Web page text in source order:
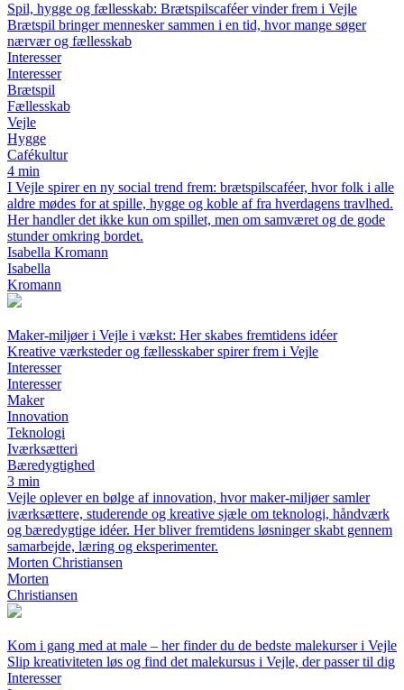
Spil, hygge og fællesskab: Brætspilscaféer vinder frem i Vejle
Brætspil bringer mennesker sammen i en tid, hvor mange søger
nærvær og fællesskab
Interesser
Interesser
Brætspil
Fællesskab
Vejle
Hygge
Cafékultur
4 min
I Vejle spirer en ny social trend frem: brætspilscaféer, hvor folk i alle
aldre mødes for at spille, hygge og koble af fra hverdagens travlhed.
Her handler det ikke kun om spillet, men om samværet og de gode
stunder omkring bordet.
Isabella Kromann
Isabella
Kromann
Maker-miljøer i Vejle i vækst: Her skabes fremtidens idéer
Kreative værksteder og fællesskaber spirer frem i Vejle
Interesser
Interesser
Maker
Innovation
Teknologi
Iværksætteri
Bæredygtighed
3 min
Vejle oplever en bølge af innovation, hvor maker-miljøer samler
iværksættere, studerende og kreative sjæle om teknologi, håndværk
og bæredygtige idéer. Her bliver fremtidens løsninger skabt gennem
samarbejde, læring og eksperimenter.
Morten Christiansen
Morten
Christiansen
Kom i gang med at male – her finder du de bedste malekurser i Vejle
Slip kreativiteten løs og find det malekursus i Vejle, der passer til dig
Interesser